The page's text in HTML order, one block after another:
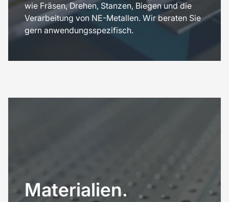
wie Fräsen, Drehen, Stanzen, Biegen und die
Verarbeitung von NE-Metallen. Wir beraten Sie
gern anwendungsspezifisch.
Materialien.